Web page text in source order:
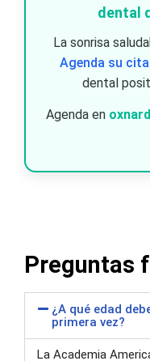
dental
La sonrisa
Agenda su
dental
Agenda en
Preguntas
¿A qué edad
primera vez?
La Academia